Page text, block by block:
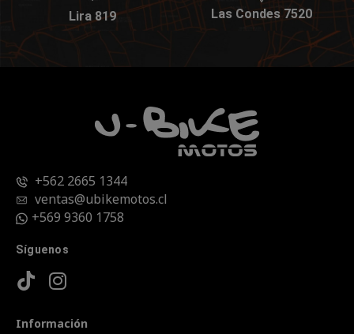
Lira 819 Las Condes 7520
+562 2665 1344
ventas@ubikemotos.cl
+569 9360 1758
Síguenos
Información